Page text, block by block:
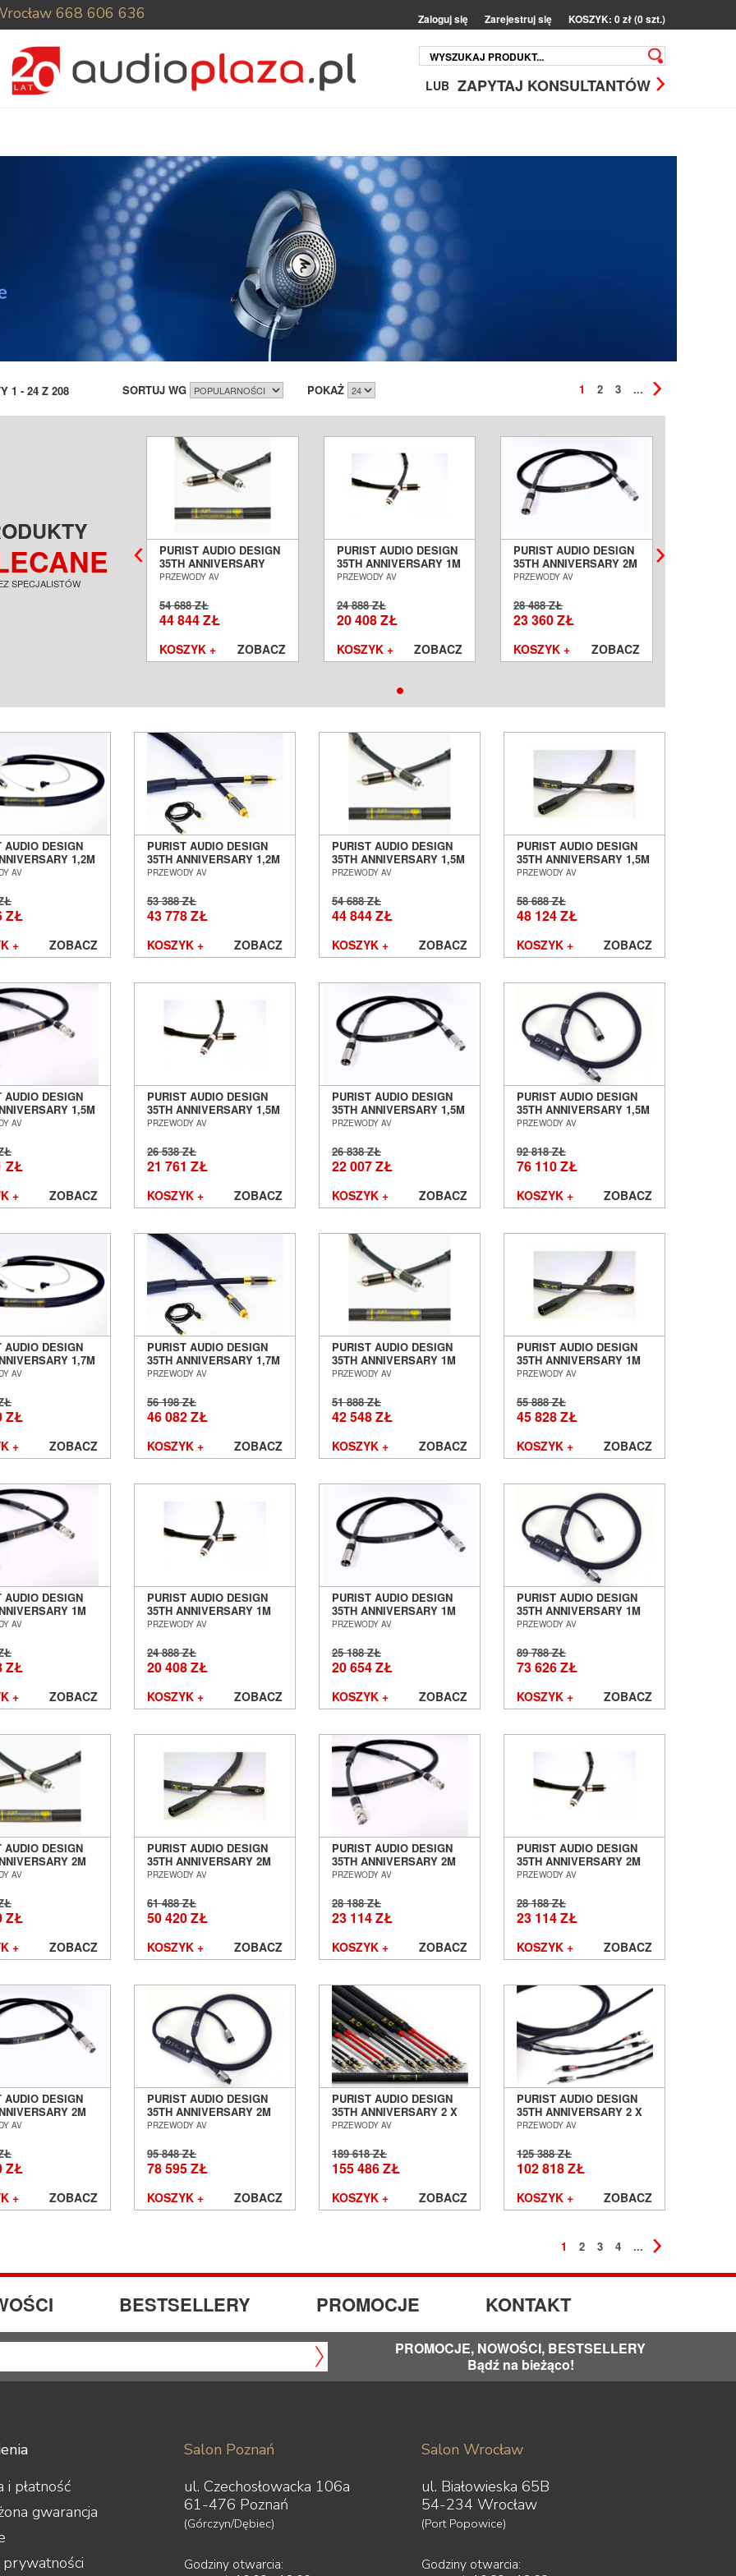
668 606 636 Zaloguj się Zarejestruj się KOSZYK: 0 zł (0 szt.)
LUB ZAPYTAJ KONSULTANTÓW
1 - 24 Z 208 SORTUJ WG POKAŻ 1 2 3 ...
SPECJALISTÓW
AUDIO DESIGN
ANNIVERSARY 2M
CYFROWY XLR
EBU SALON
PURIST AUDIO DESIGN
35TH ANNIVERSARY
1,5M INTERKONEKT
WROCŁAW
PRZEWODY AV
54 688 ZŁ
44 844 ZŁ
KOSZYK + ZOBACZ
PURIST AUDIO DESIGN
35TH ANNIVERSARY 1M
KABEL CYFROWY RCA
WROCŁAW
PRZEWODY AV
24 888 ZŁ
20 408 ZŁ
KOSZYK + ZOBACZ
PURIST AUDIO DESIGN
35TH ANNIVERSARY 2M
KABEL CYFROWY XLR
POZNAŃ WROCŁAW
PRZEWODY AV
28 488 ZŁ
23 360 ZŁ
KOSZYK + ZOBACZ
AUDIO DESIGN
1,2M
WROCŁAW
AV
ZŁ
+ ZOBACZ
PURIST AUDIO DESIGN
35TH ANNIVERSARY 1,2M
KABEL GRAMOFONOWY
POZNAŃ WROCŁAW
PRZEWODY AV
53 388 ZŁ
43 778 ZŁ
KOSZYK + ZOBACZ
PURIST AUDIO DESIGN
35TH ANNIVERSARY 1,5M
INTERKONEKT RCA
WROCŁAW
PRZEWODY AV
54 688 ZŁ
44 844 ZŁ
KOSZYK + ZOBACZ
PURIST AUDIO DESIGN
35TH ANNIVERSARY 1,5M
INTERKONEKT XLR
WROCŁAW
PRZEWODY AV
58 688 ZŁ
48 124 ZŁ
KOSZYK + ZOBACZ
AUDIO DESIGN
1,5M
BNC
AV
ZŁ
+ ZOBACZ
PURIST AUDIO DESIGN
35TH ANNIVERSARY 1,5M
KABEL CYFROWY RCA
WROCŁAW
PRZEWODY AV
26 538 ZŁ
21 761 ZŁ
KOSZYK + ZOBACZ
PURIST AUDIO DESIGN
35TH ANNIVERSARY 1,5M
KABEL CYFROWY XLR
WROCŁAW
PRZEWODY AV
26 838 ZŁ
22 007 ZŁ
KOSZYK + ZOBACZ
PURIST AUDIO DESIGN
35TH ANNIVERSARY 1,5M
KABEL ZASILAJĄCY
WROCŁAW
PRZEWODY AV
92 818 ZŁ
76 110 ZŁ
KOSZYK + ZOBACZ
AUDIO DESIGN
1,7M
WROCŁAW
AV
ZŁ
+ ZOBACZ
PURIST AUDIO DESIGN
35TH ANNIVERSARY 1,7M
KABEL GRAMOFONOWY
POZNAŃ WROCŁAW
PRZEWODY AV
56 198 ZŁ
46 082 ZŁ
KOSZYK + ZOBACZ
PURIST AUDIO DESIGN
35TH ANNIVERSARY 1M
INTERKONEKT RCA
WROCŁAW
PRZEWODY AV
51 888 ZŁ
42 548 ZŁ
KOSZYK + ZOBACZ
PURIST AUDIO DESIGN
35TH ANNIVERSARY 1M
INTERKONEKT XLR
WROCŁAW
PRZEWODY AV
55 888 ZŁ
45 828 ZŁ
KOSZYK + ZOBACZ
AUDIO DESIGN
1M
BNC
AV
ZŁ
+ ZOBACZ
PURIST AUDIO DESIGN
35TH ANNIVERSARY 1M
KABEL CYFROWY RCA
WROCŁAW
PRZEWODY AV
24 888 ZŁ
20 408 ZŁ
KOSZYK + ZOBACZ
PURIST AUDIO DESIGN
35TH ANNIVERSARY 1M
KABEL CYFROWY XLR
WROCŁAW
PRZEWODY AV
25 188 ZŁ
20 654 ZŁ
KOSZYK + ZOBACZ
PURIST AUDIO DESIGN
35TH ANNIVERSARY 1M
KABEL ZASILAJĄCY
WROCŁAW
PRZEWODY AV
89 788 ZŁ
73 626 ZŁ
KOSZYK + ZOBACZ
AUDIO DESIGN
2M
RCA
AV
ZŁ
+ ZOBACZ
PURIST AUDIO DESIGN
35TH ANNIVERSARY 2M
INTERKONEKT XLR
WROCŁAW
PRZEWODY AV
61 488 ZŁ
50 420 ZŁ
KOSZYK + ZOBACZ
PURIST AUDIO DESIGN
35TH ANNIVERSARY 2M
KABEL CYFROWY BNC
WROCŁAW
PRZEWODY AV
28 188 ZŁ
23 114 ZŁ
KOSZYK + ZOBACZ
PURIST AUDIO DESIGN
35TH ANNIVERSARY 2M
KABEL CYFROWY RCA
WROCŁAW
PRZEWODY AV
28 188 ZŁ
23 114 ZŁ
KOSZYK + ZOBACZ
AUDIO DESIGN
2M
XLR
AV
ZŁ
+ ZOBACZ
PURIST AUDIO DESIGN
35TH ANNIVERSARY 2M
KABEL ZASILAJĄCY
WROCŁAW
PRZEWODY AV
95 848 ZŁ
78 595 ZŁ
KOSZYK + ZOBACZ
PURIST AUDIO DESIGN
35TH ANNIVERSARY 2 X
2,5M KABEL
SALON POZNAŃ
WROCŁAW
PRZEWODY AV
189 618 ZŁ
155 486 ZŁ
KOSZYK + ZOBACZ
PURIST AUDIO DESIGN
35TH ANNIVERSARY 2 X
2,5M KABEL
POZNAŃ WROCŁAW
PRZEWODY AV
125 388 ZŁ
102 818 ZŁ
KOSZYK + ZOBACZ
1 2 3 4 ...
BESTSELLERY PROMOCJE KONTAKT
PROMOCJE, NOWOŚCI, BESTSELLERY
Bądź na bieżąco!
i płatność
gwarancja
Salon Poznań
ul. Czechosłowacka 106a
61-476 Poznań
(Górczyn/Dębiec)
Godziny otwarcia:
Salon Wrocław
ul. Białowieska 65B
54-234 Wrocław
(Port Popowice)
Godziny otwarcia: